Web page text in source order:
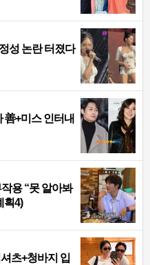
성 논란 터졌다
善+미스 인터내
용 “못 알아봐
획4)
츠+청바지 입